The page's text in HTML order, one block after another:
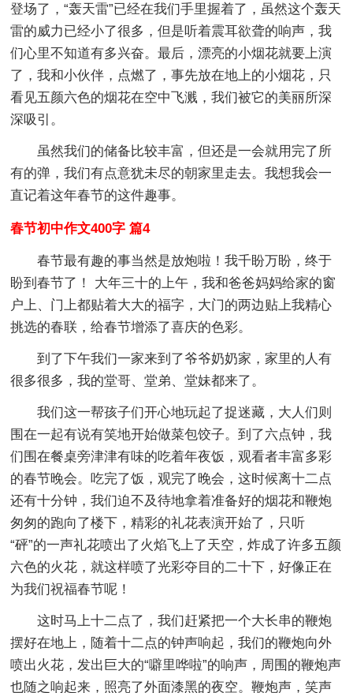
登场了，“轰天雷”已经在我们手里握着了，虽然这个轰天
雷的威力已经小了很多，但是听着震耳欲聋的响声，我
们心里不知道有多兴奋。最后，漂亮的小烟花就要上演
了，我和小伙伴，点燃了，事先放在地上的小烟花，只
看见五颜六色的烟花在空中飞溅，我们被它的美丽所深
深吸引。
虽然我们的储备比较丰富，但还是一会就用完了所
有的弹，我们有点意犹未尽的朝家里走去。我想我会一
直记着这年春节的这件趣事。
春节初中作文400字 篇4
春节最有趣的事当然是放炮啦！我千盼万盼，终于
盼到春节了！ 大年三十的上午，我和爸爸妈妈给家的窗
户上、门上都贴着大大的福字，大门的两边贴上我精心
挑选的春联，给春节增添了喜庆的色彩。
到了下午我们一家来到了爷爷奶奶家，家里的人有
很多很多，我的堂哥、堂弟、堂妹都来了。
我们这一帮孩子们开心地玩起了捉迷藏，大人们则
围在一起有说有笑地开始做菜包饺子。到了六点钟，我
们围在餐桌旁津津有味的吃着年夜饭，观看者丰富多彩
的春节晚会。吃完了饭，观完了晚会，这时候离十二点
还有十分钟，我们迫不及待地拿着准备好的烟花和鞭炮
匆匆的跑向了楼下，精彩的礼花表演开始了，只听
“砰”的一声礼花喷出了火焰飞上了天空，炸成了许多五颜
六色的火花，就这样喷了光彩夺目的二十下，好像正在
为我们祝福春节呢！
这时马上十二点了，我们赶紧把一个大长串的鞭炮
摆好在地上，随着十二点的钟声响起，我们的鞭炮向外
喷出火花，发出巨大的“噼里哗啦”的响声，周围的鞭炮声
也随之响起来，照亮了外面漆黑的夜空。鞭炮声，笑声